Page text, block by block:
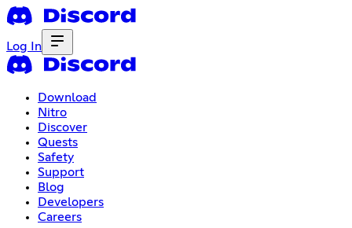
Log In
Download
Nitro
Discover
Quests
Safety
Support
Blog
Developers
Careers